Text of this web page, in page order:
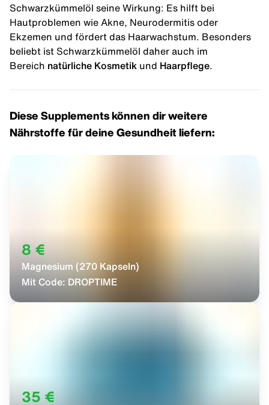
Schwarzkümmelöl seine Wirkung: Es hilft bei
Hautproblemen wie Akne, Neurodermitis oder
Ekzemen und fördert das Haarwachstum. Besonders
beliebt ist Schwarzkümmelöl daher auch im
Bereich natürliche Kosmetik und Haarpflege
Diese Supplements können dir weitere
Nährstoffe für deine Gesundheit liefern:
8 €
Magnesium (270 Kapseln)
Mit Code: DROPTIME
35 €